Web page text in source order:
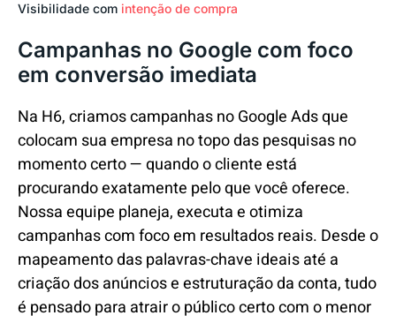
Visibilidade com intenção de compra
Campanhas no Google com foco
em conversão imediata
Na H6, criamos campanhas no Google Ads que
colocam sua empresa no topo das pesquisas no
momento certo — quando o cliente está
procurando exatamente pelo que você oferece.
Nossa equipe planeja, executa e otimiza
campanhas com foco em resultados reais. Desde o
mapeamento das palavras-chave ideais até a
criação dos anúncios e estruturação da conta, tudo
é pensado para atrair o público certo com o menor